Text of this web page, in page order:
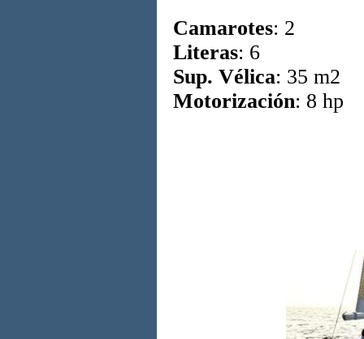
Camarotes: 2
Literas: 6
Sup. Vélica: 35 m2
Motorización: 8 hp